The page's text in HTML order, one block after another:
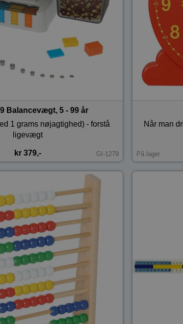
Balancevægt, 5 - 99 år
1 grams nøjagtighed) - forstå
ligevægt
kr 379,- GI-1279
Når man
På lager